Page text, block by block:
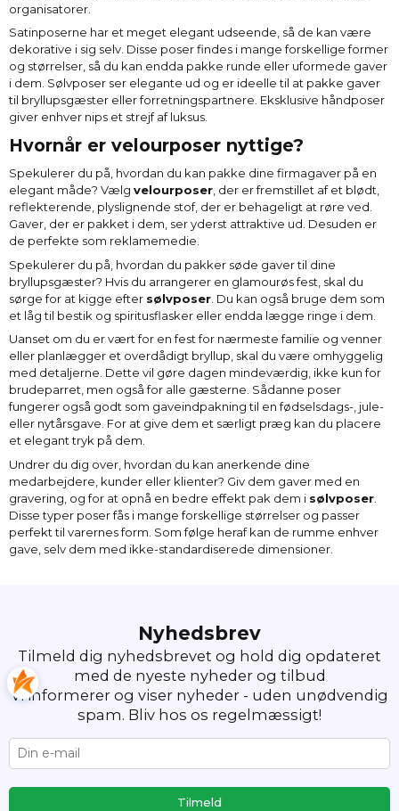
organisatorer.
Satinposerne har et meget elegant udseende, så de kan være
dekorative i sig selv. Disse poser findes i mange forskellige former
og størrelser, så du kan endda pakke runde eller uformede gaver
i dem. Sølvposer ser elegante ud og er ideelle til at pakke gaver
til bryllupsgæster eller forretningspartnere. Eksklusive håndposer
giver enhver nips et strejf af luksus.
Hvornår er velourposer nyttige?
Spekulerer du på, hvordan du kan pakke dine firmagaver på en
elegant måde? Vælg velourposer, der er fremstillet af et blødt,
reflekterende, plyslignende stof, der er behageligt at røre ved.
Gaver, der er pakket i dem, ser yderst attraktive ud. Desuden er
de perfekte som reklamemedie.
Spekulerer du på, hvordan du pakker søde gaver til dine
bryllupsgæster? Hvis du arrangerer en glamourøs fest, skal du
sørge for at kigge efter sølvposer . Du kan også bruge dem som
et låg til bestik og spiritusflasker eller endda lægge ringe i dem.
Uanset om du er vært for en fest for nærmeste familie og venner
eller planlægger et overdådigt bryllup, skal du være omhyggelig
med detaljerne. Dette vil gøre dagen mindeværdig, ikke kun for
brudeparret, men også for alle gæsterne. Sådanne poser
fungerer også godt som gaveindpakning til en fødselsdags-, jule-
eller nytårsgave. For at give dem et særligt præg kan du placere
et elegant tryk på dem.
Undrer du dig over, hvordan du kan anerkende dine
medarbejdere, kunder eller klienter? Giv dem gaver med en
gravering, og for at opnå en bedre effekt pak dem i sølvposer
Disse typer poser fås i mange forskellige størrelser og passer
perfekt til varernes form. Som følge heraf kan de rumme enhver
gave, selv dem med ikke-standardiserede dimensioner.
Nyhedsbrev
Tilmeld dig nyhedsbrevet og hold dig opdateret
med de nyeste nyheder og tilbud
Vi informerer og viser nyheder - uden unødvendig
spam. Bliv hos os regelmæssigt!